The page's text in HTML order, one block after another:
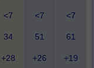
<7 <7 <7
34 51 61
+28 +26 +19